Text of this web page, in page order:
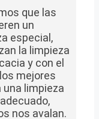
que las
un
especial,
la limpieza
y con el
mejores
limpieza
nos avalan.